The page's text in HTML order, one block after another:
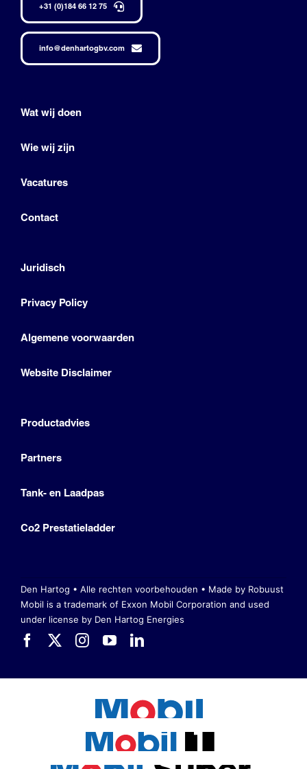
+31 (0)184 66 12 75
info@denhartogbv.com
Wat wij doen
Wie wij zijn
Vacatures
Contact
Juridisch
Privacy Policy
Algemene voorwaarden
Website Disclaimer
Productadvies
Partners
Tank- en Laadpas
Co2 Prestatieladder
Den Hartog • Alle rechten voorbehouden • Made by Robuust
Mobil is a trademark of Exxon Mobil Corporation and used
under license by Den Hartog Energies